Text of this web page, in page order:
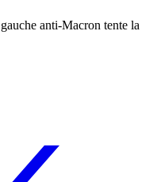
anti-Macron tente la